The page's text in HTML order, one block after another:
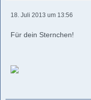
18. Juli 2013 um 13:56
Für dein Sternchen!